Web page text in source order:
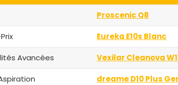
Proscenic Q8
Eureka E10s Blanc
Avancées Vexilar Cleanova
dreame D10 Plus